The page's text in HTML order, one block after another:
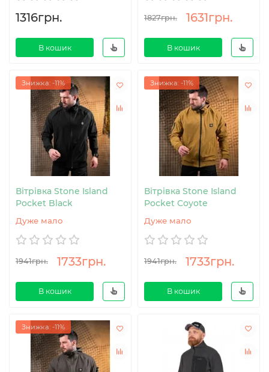
1316грн.
В кошик
1827грн. 1631грн.
В кошик
Знижка: -11%
Вітрівка Stone Island
Pocket Black
Дуже мало
1941грн. 1733грн.
В кошик
Знижка: -11%
Вітрівка Stone Island
Pocket Coyote
Дуже мало
1941грн. 1733грн.
В кошик
Знижка: -11%